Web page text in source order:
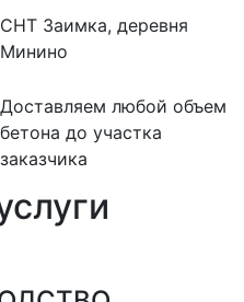
СНТ Заимка, деревня
Минино
Доставляем любой объем
бетона до участка
заказчика